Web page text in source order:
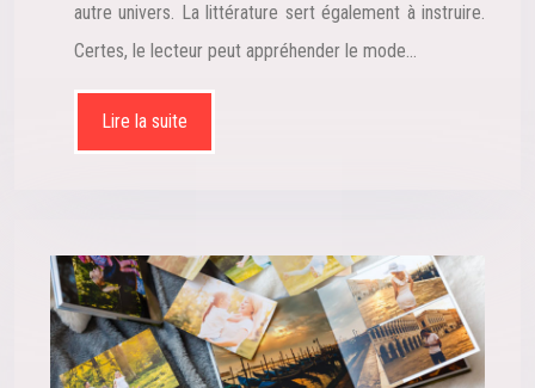
autre univers. La littérature sert également à instruire.
Certes, le lecteur peut appréhender le mode…
Lire la suite